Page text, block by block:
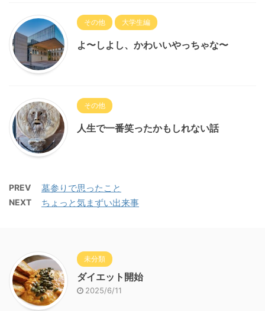
その他 大学生編
よ〜しよし、かわいいやっちゃな〜
その他
人生で一番笑ったかもしれない話
PREV 墓参りで思ったこと
NEXT ちょっと気まずい出来事
未分類
ダイエット開始
2025/6/11